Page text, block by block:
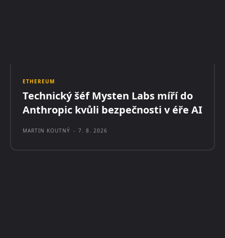
ETHEREUM
Technický šéf Mysten Labs míří do
Anthropic kvůli bezpečnosti v éře AI
MARTIN KOUTNÝ - 7. 8. 2026